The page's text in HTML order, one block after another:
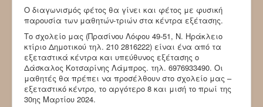
Ο διαγωνισμός φέτος θα γίνει και φέτος με φυσική
παρουσία των μαθητών-τριών στα κέντρα εξέτασης.
Το σχολείο μας (Πρασίνου Λόφου 49-51, Ν. Ηράκλειο
κτίριο Δημοτικού τηλ. 210 2816222) είναι ένα από τα
εξεταστικά κέντρα και υπεύθυνος εξέτασης ο
Δάσκαλος Κοτσαρίνης Λάμπρος. τηλ. 6976933490. Οι
μαθητές θα πρέπει να προσέλθουν στο σχολείο μας –
εξεταστικό κέντρο, το αργότερο 8 και μισή το πρωί της
30ης Μαρτίου 2024.